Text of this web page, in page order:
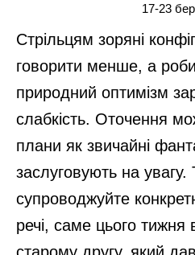
17-23
Стрільцям зоряні
говорити менше, а
природний оптимізм
слабкість. Оточення
плани як звичайні
заслуговують на
супроводжуйте
речі, саме цього тижня